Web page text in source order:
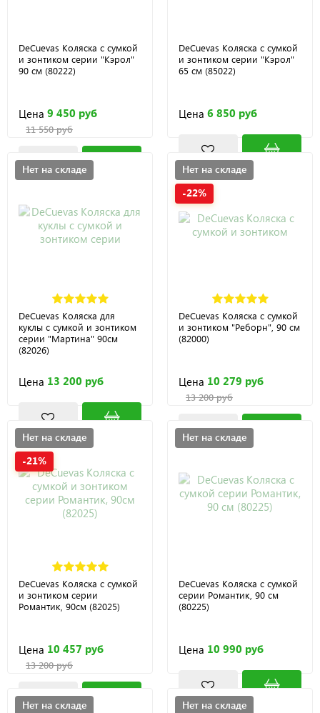
DeCuevas Коляска с сумкой
и зонтиком серии "Кэрол"
90 см (80222)
Цена 9 450 руб
11 550 руб
DeCuevas Коляска с сумкой
и зонтиком серии "Кэрол"
65 см (85022)
Цена 6 850 руб
Нет на складе
DeCuevas Коляска для
куклы с сумкой и зонтиком
серии "Мартина" 90см
(82026)
Цена 13 200 руб
Нет на складе
-22%
DeCuevas Коляска с сумкой
и зонтиком "Реборн", 90 см
(82000)
Цена 10 279 руб
13 200 руб
Нет на складе
-21%
DeCuevas Коляска с сумкой
и зонтиком серии
Романтик, 90см (82025)
Цена 10 457 руб
13 200 руб
Нет на складе
DeCuevas Коляска с сумкой
серии Романтик, 90 см
(80225)
Цена 10 990 руб
Нет на складе Нет на складе